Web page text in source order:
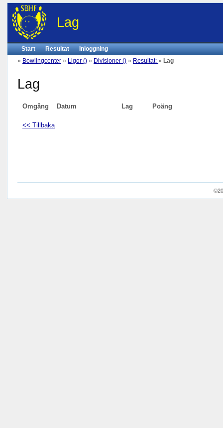
Lag
Start Resultat
Inloggning
» Bowlingcenter » Ligor () » Divisioner () » Resultat: » Lag
Lag
Omgång Datum Lag Poäng
<< Tillbaka